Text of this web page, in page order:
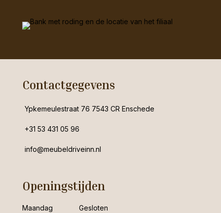
Contactgegevens
Ypkemeulestraat 76 7543 CR Enschede
+31 53 431 05 96
info@meubeldriveinn.nl
Openingstijden
Maandag
Gesloten